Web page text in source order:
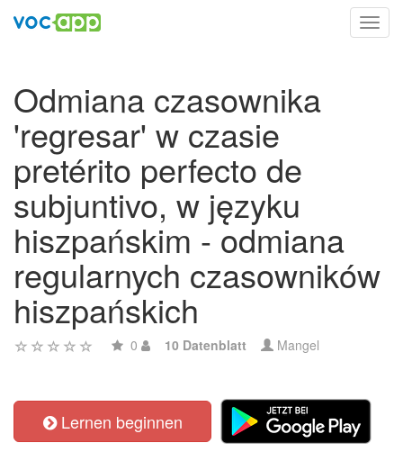
Odmiana czasownika
'regresar' w czasie
pretérito perfecto de
subjuntivo, w języku
hiszpańskim - odmiana
regularnych czasowników
hiszpańskich
0 10 Datenblatt Mangel
Lernen beginnen